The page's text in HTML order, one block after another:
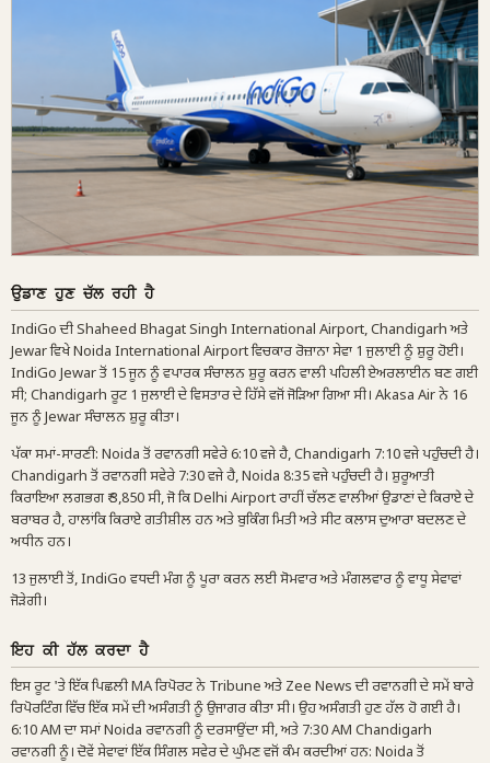
ਉਡਾਣ ਹੁਣ ਚੱਲ ਰਹੀ ਹੈ
IndiGo ਦੀ Shaheed Bhagat Singh International Airport, Chandigarh ਅਤੇ
Jewar ਵਿਖੇ Noida International Airport ਵਿਚਕਾਰ ਰੋਜ਼ਾਨਾ ਸੇਵਾ 1 ਜੁਲਾਈ ਨੂੰ ਸ਼ੁਰੂ ਹੋਈ।
IndiGo Jewar ਤੋਂ 15 ਜੂਨ ਨੂੰ ਵਪਾਰਕ ਸੰਚਾਲਨ ਸ਼ੁਰੂ ਕਰਨ ਵਾਲੀ ਪਹਿਲੀ ਏਅਰਲਾਈਨ ਬਣ ਗਈ
ਸੀ; Chandigarh ਰੂਟ 1 ਜੁਲਾਈ ਦੇ ਵਿਸਤਾਰ ਦੇ ਹਿੱਸੇ ਵਜੋਂ ਜੋੜਿਆ ਗਿਆ ਸੀ। Akasa Air ਨੇ 16
ਜੂਨ ਨੂੰ Jewar ਸੰਚਾਲਨ ਸ਼ੁਰੂ ਕੀਤਾ।
ਪੱਕਾ ਸਮਾਂ-ਸਾਰਣੀ: Noida ਤੋਂ ਰਵਾਨਗੀ ਸਵੇਰੇ 6:10 ਵਜੇ ਹੈ, Chandigarh 7:10 ਵਜੇ ਪਹੁੰਚਦੀ ਹੈ।
Chandigarh ਤੋਂ ਰਵਾਨਗੀ ਸਵੇਰੇ 7:30 ਵਜੇ ਹੈ, Noida 8:35 ਵਜੇ ਪਹੁੰਚਦੀ ਹੈ। ਸ਼ੁਰੂਆਤੀ
ਕਿਰਾਇਆ ਲਗਭਗ ₹ 3,850 ਸੀ, ਜੋ ਕਿ Delhi Airport ਰਾਹੀਂ ਚੱਲਣ ਵਾਲੀਆਂ ਉਡਾਣਾਂ ਦੇ ਕਿਰਾਏ ਦੇ
ਬਰਾਬਰ ਹੈ, ਹਾਲਾਂਕਿ ਕਿਰਾਏ ਗਤੀਸ਼ੀਲ ਹਨ ਅਤੇ ਬੁਕਿੰਗ ਮਿਤੀ ਅਤੇ ਸੀਟ ਕਲਾਸ ਦੁਆਰਾ ਬਦਲਣ ਦੇ
ਅਧੀਨ ਹਨ।
13 ਜੁਲਾਈ ਤੋਂ, IndiGo ਵਧਦੀ ਮੰਗ ਨੂੰ ਪੂਰਾ ਕਰਨ ਲਈ ਸੋਮਵਾਰ ਅਤੇ ਮੰਗਲਵਾਰ ਨੂੰ ਵਾਧੂ ਸੇਵਾਵਾਂ
ਜੋੜੇਗੀ।
ਇਹ ਕੀ ਹੱਲ ਕਰਦਾ ਹੈ
ਇਸ ਰੂਟ 'ਤੇ ਇੱਕ ਪਿਛਲੀ MA ਰਿਪੋਰਟ ਨੇ Tribune ਅਤੇ Zee News ਦੀ ਰਵਾਨਗੀ ਦੇ ਸਮੇਂ ਬਾਰੇ
ਰਿਪੋਰਟਿੰਗ ਵਿੱਚ ਇੱਕ ਸਮੇਂ ਦੀ ਅਸੰਗਤੀ ਨੂੰ ਉਜਾਗਰ ਕੀਤਾ ਸੀ। ਉਹ ਅਸੰਗਤੀ ਹੁਣ ਹੱਲ ਹੋ ਗਈ ਹੈ।
6:10 AM ਦਾ ਸਮਾਂ Noida ਰਵਾਨਗੀ ਨੂੰ ਦਰਸਾਉਂਦਾ ਸੀ, ਅਤੇ 7:30 AM Chandigarh
ਰਵਾਨਗੀ ਨੂੰ। ਦੋਵੇਂ ਸੇਵਾਵਾਂ ਇੱਕ ਸਿੰਗਲ ਸਵੇਰ ਦੇ ਘੁੰਮਣ ਵਜੋਂ ਕੰਮ ਕਰਦੀਆਂ ਹਨ: Noida ਤੋਂ